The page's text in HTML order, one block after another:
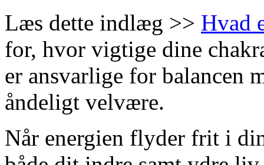
Læs dette indlæg >> Hvad
for, hvor vigtige dine
er ansvarlige for balancen
åndeligt velvære.
Når energien flyder frit i